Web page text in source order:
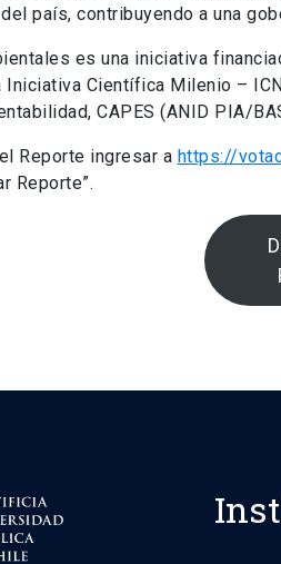
país, contribuyendo a una
es una iniciativa
Iniciativa Científica Milenio –
CAPES (ANID PIA/
Reporte ingresar a https://
Reporte”.